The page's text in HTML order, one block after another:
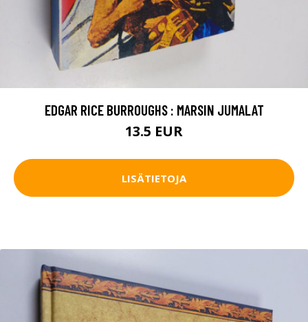
EDGAR RICE BURROUGHS : MARSIN JUMALAT
13.5 EUR
LISÄTIETOJA